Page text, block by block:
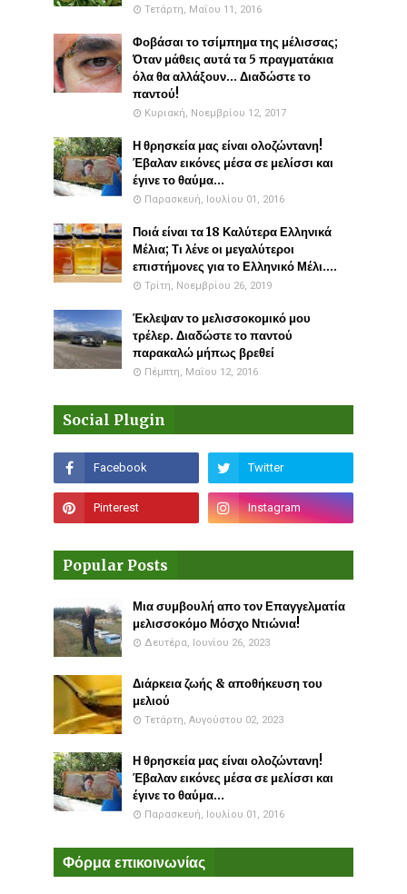
Τετάρτη, Μαΐου 11, 2016
Φοβάσαι το τσίμπημα της μέλισσας;
Όταν μάθεις αυτά τα 5 πραγματάκια
όλα θα αλλάξουν... Διαδώστε το
παντού!
Κυριακή, Νοεμβρίου 12, 2017
Η θρησκεία μας είναι ολοζώντανη!
Έβαλαν εικόνες μέσα σε μελίσσι και
έγινε το θαύμα...
Παρασκευή, Ιουλίου 01, 2016
Ποιά είναι τα 18 Καλύτερα Ελληνικά
Μέλια; Τι λένε οι μεγαλύτεροι
επιστήμονες για το Ελληνικό Μέλι....
Τρίτη, Νοεμβρίου 26, 2019
Έκλεψαν το μελισσοκομικό μου
τρέλερ. Διαδώστε το παντού
παρακαλώ μήπως βρεθεί
Πέμπτη, Μαΐου 12, 2016
Social Plugin
Popular Posts
Μια συμβουλή απο τον Επαγγελματία
μελισσοκόμο Μόσχο Ντιώνια!
Δευτέρα, Ιουνίου 26, 2023
Διάρκεια ζωής & αποθήκευση του
μελιού
Τετάρτη, Αυγούστου 02, 2023
Η θρησκεία μας είναι ολοζώντανη!
Έβαλαν εικόνες μέσα σε μελίσσι και
έγινε το θαύμα...
Παρασκευή, Ιουλίου 01, 2016
Φόρμα επικοινωνίας